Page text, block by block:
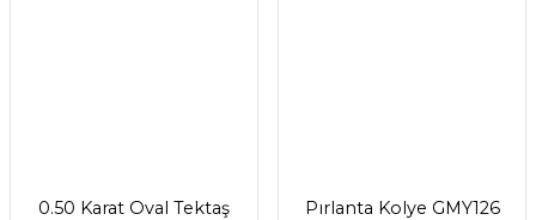
0.50 Karat Oval Tektaş
Pırlanta Kolye GMY126